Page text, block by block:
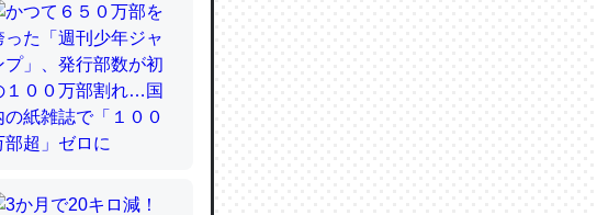
してるんだな…。腹足
関する新仮説